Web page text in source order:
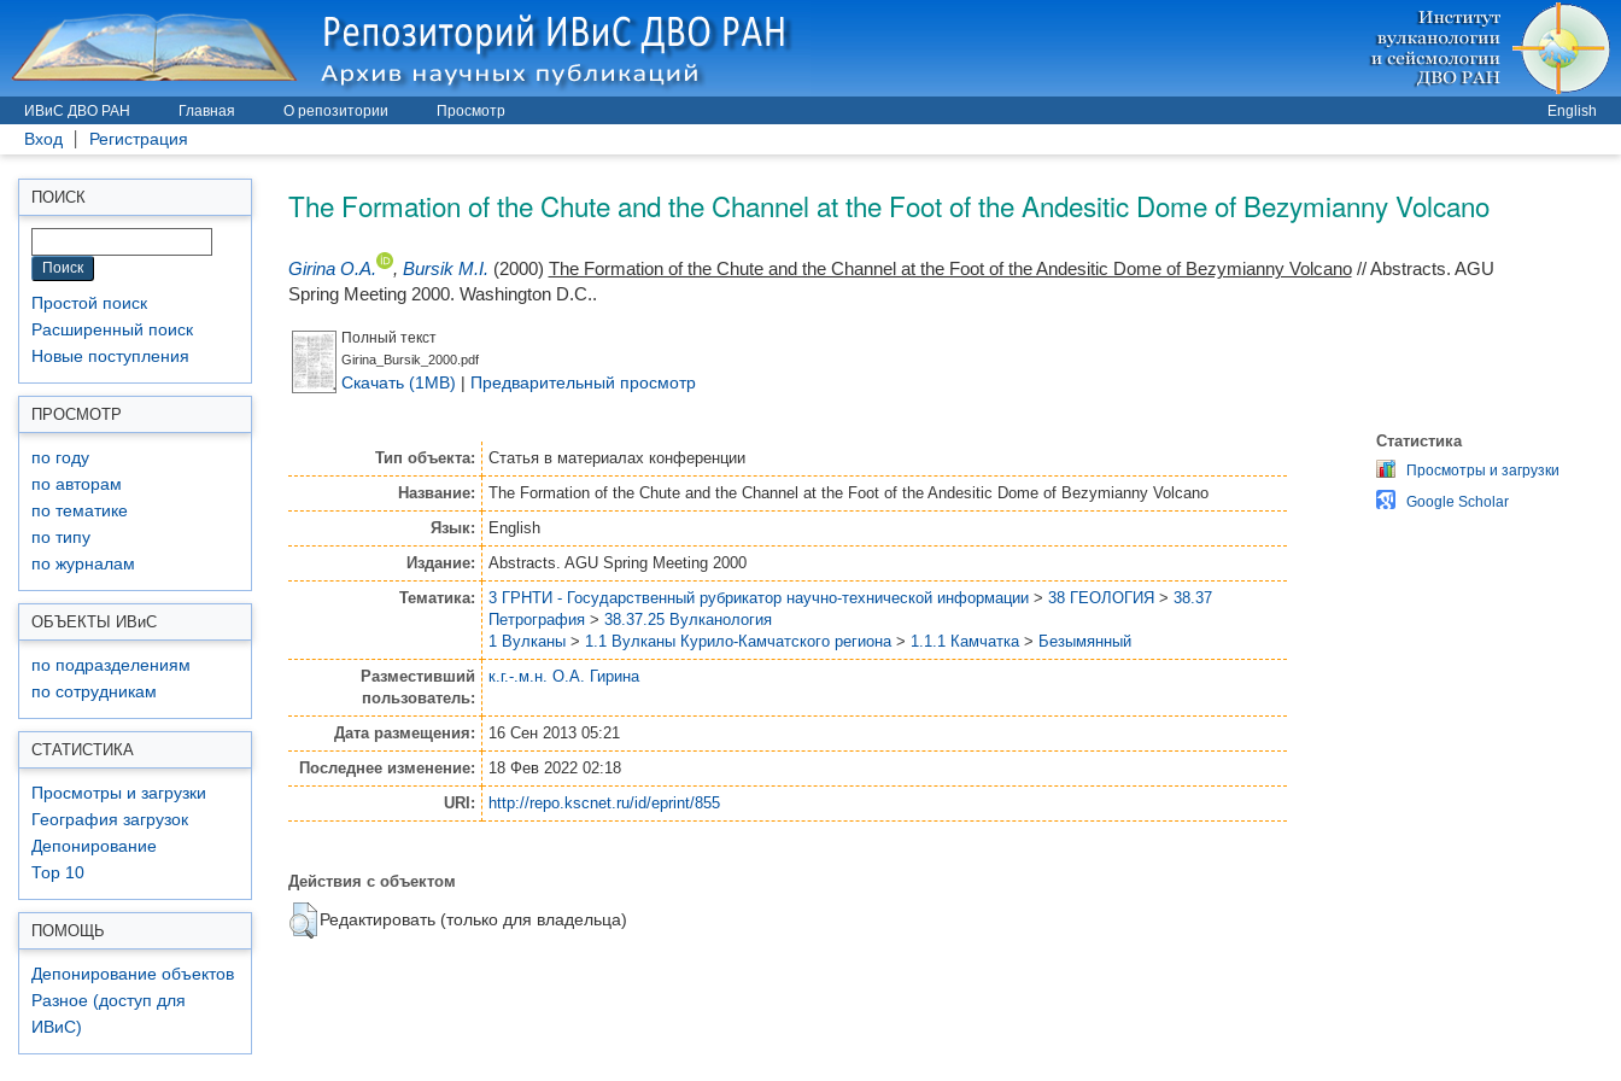
ИВиС ДВО РАН Главная О репозитории Просмотр English
Вход Регистрация
ПОИСК
Простой поиск
Расширенный поиск
Новые поступления
ПРОСМОТР
по году
по авторам
по тематике
по типу
по журналам
ОБЪЕКТЫ ИВиС
по подразделениям
по сотрудникам
СТАТИСТИКА
Просмотры и загрузки
География загрузок
Депонирование
Top 10
ПОМОЩЬ
Депонирование объектов
Разное (доступ для
ИВиС)
The Formation of the Chute and the Channel at the Foot of the Andesitic Dome of Bezymianny Volcano
Girina O.A. , Bursik M.I. (2000) The Formation of the Chute and the Channel at the Foot of the Andesitic Dome of Bezymianny Volcano// Abstracts. AGU
Spring Meeting 2000. Washington D.C..
Полный текст
Girina_Bursik_2000.pdf
Скачать (1MB) | Предварительный просмотр
Тип объекта: Статья в материалах конференции
Название:
The Formation of the Chute and the Channel at the Foot of the Andesitic Dome of Bezymianny Volcano
Язык:
English
Издание:
Abstracts. AGU Spring Meeting 2000
Тематика:
3 ГРНТИ - Государственный рубрикатор научно-технической информации > 38 ГЕОЛОГИЯ > 38.37
Петрография > 38.37.25 Вулканология
1 Вулканы > 1.1 Вулканы Курило-Камчатского региона > 1.1.1 Камчатка > Безымянный
Разместивший
пользователь:
к.г.-.м.н. О.А. Гирина
Дата размещения:
16 Сен 2013 05:21
Последнее изменение:
18 Фев 2022 02:18
URI:
http://repo.kscnet.ru/id/eprint/855
Действия с объектом
Редактировать (только для владельца)
Статистика
Просмотры и загрузки
Google Scholar